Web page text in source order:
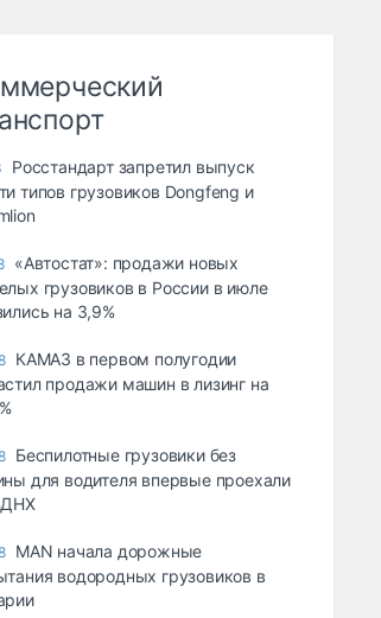
Росстандарт запретил выпуск
типов грузовиков Dongfeng и
«Автостат»: продажи новых
грузовиков в России в июле
на 3,9%
КАМАЗ в первом полугодии
продажи машин в лизинг на
Беспилотные грузовики без
для водителя впервые проехали
MAN начала дорожные
водородных грузовиков в